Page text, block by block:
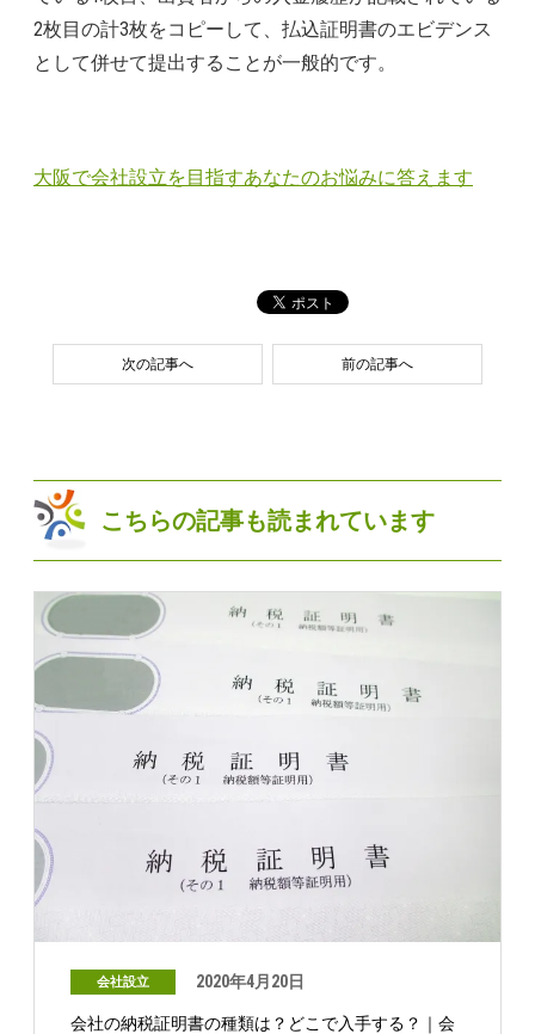
2枚目の計3枚をコピーして、払込証明書のエビデンス
として併せて提出することが一般的です。
大阪で会社設立を目指すあなたのお悩みに答えます
次の記事へ 前の記事へ
こちらの記事も読まれています
会社設立 2020年4月20日
会社の納税証明書の種類は？どこで入手する？｜会